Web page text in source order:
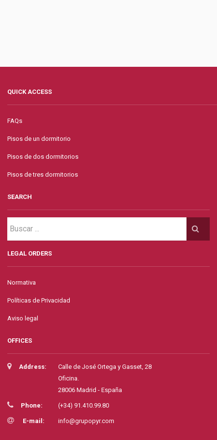
QUICK ACCESS
FAQs
Pisos de un dormitorio
Pisos de dos dormitorios
Pisos de tres dormitorios
SEARCH
LEGAL ORDERS
Normativa
Políticas de Privacidad
Aviso legal
OFFICES
Address:
Calle de José Ortega y Gasset, 28
Oficina.
28006 Madrid - España
Phone: (+34) 91.410.99.80
E-mail: info@grupopyr.com